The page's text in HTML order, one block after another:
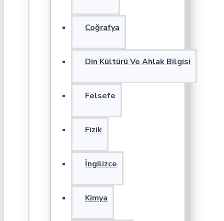
Coğrafya
Din Kültürü Ve Ahlak Bilgisi
Felsefe
Fizik
İngilizce
Kimya